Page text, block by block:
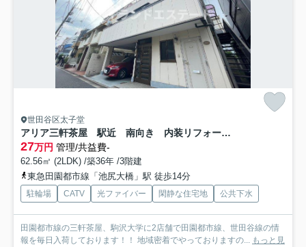
世田谷区太子堂
アリア三軒茶屋 駅近 南向き 内装リフォーム済
27万円 管理/共益費-
62.56㎡ (2LDK) /築36年 /3階建
東急田園都市線「池尻大橋」駅 徒歩14分
駐輪場 CATV 光ファイバー 閑静な住宅地 公共下水
田園都市線の三軒茶屋、駒沢大学に2店舗で田園都市線、世田谷線の情
報を毎日入荷しております！！ 地域密着でやっておりますの... もっと見